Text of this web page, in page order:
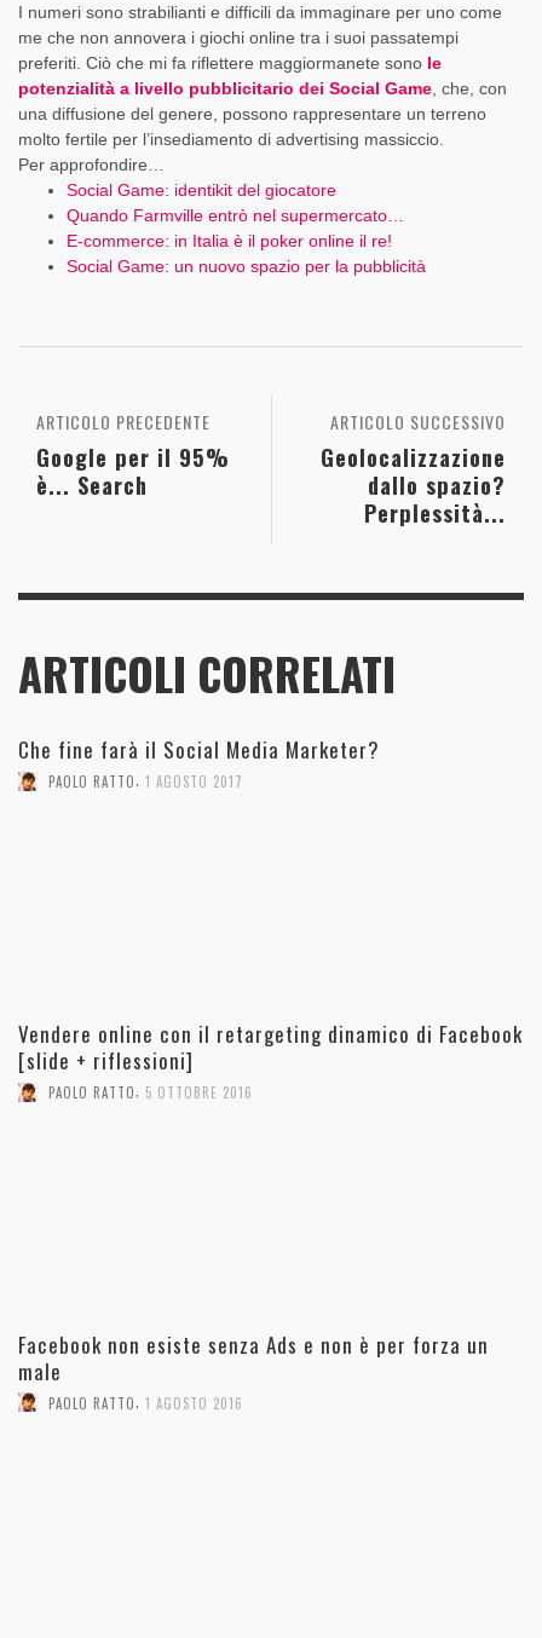
I numeri sono strabilianti e difficili da immaginare per uno come
me che non annovera i giochi online tra i suoi passatempi
preferiti. Ciò che mi fa riflettere maggiormanete sono le
potenzialità a livello pubblicitario dei Social Game , che, con
una diffusione del genere, possono rappresentare un terreno
molto fertile per l’insediamento di advertising massiccio.
Per approfondire…
Social Game: identikit del giocatore
Quando Farmville entrò nel supermercato…
E-commerce: in Italia è il poker online il re!
Social Game: un nuovo spazio per la pubblicità
ARTICOLO SUCCESSIVO
Geolocalizzazione
dallo spazio?
Perplessità...
ARTICOLO PRECEDENTE
Google per il 95%
è... Search
ARTICOLI CORRELATI
Che fine farà il Social Media Marketer?
PAOLO RATTO 1 AGOSTO 2017
Vendere online con il retargeting dinamico di Facebook
[slide + riflessioni]
PAOLO RATTO 5 OTTOBRE 2016
Facebook non esiste senza Ads e non è per forza un
male
PAOLO RATTO 1 AGOSTO 2016